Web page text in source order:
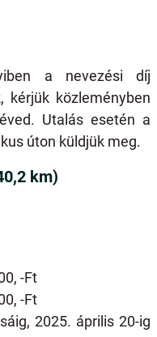
a nevezési díj
kérjük közleményben
Utalás esetén a
úton küldjük meg.
km)
-Ft
-Ft
2025. április 20-ig